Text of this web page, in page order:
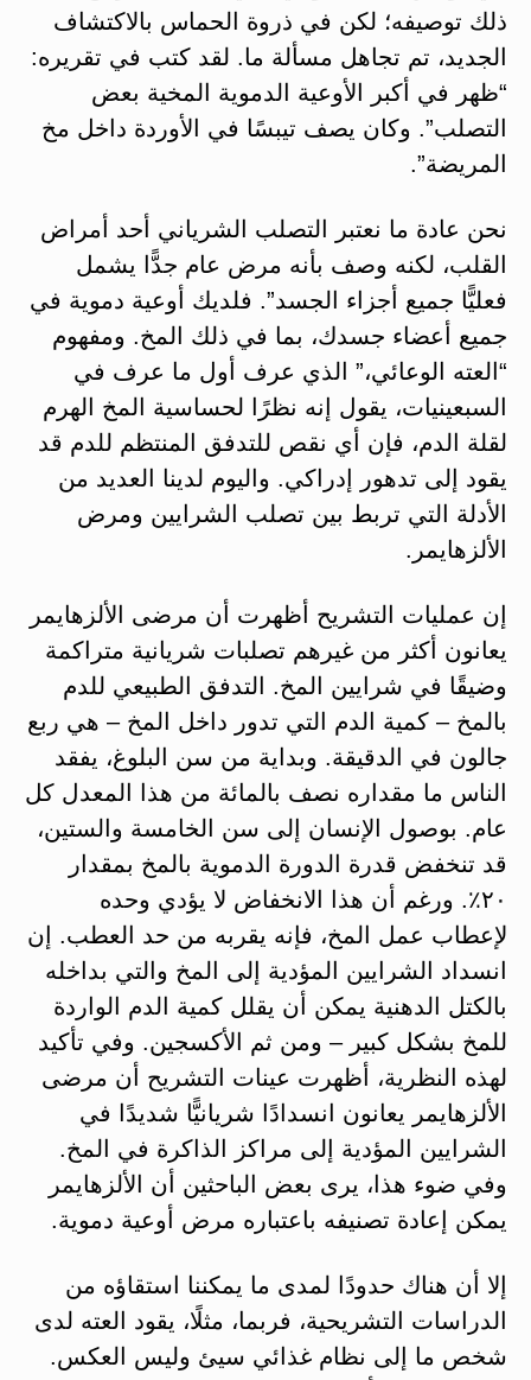
ذلك توصيفه؛ لكن في ذروة الحماس بالاكتشاف
الجديد، تم تجاهل مسألة ما. لقد كتب في تقريره:
“ظهر في أكبر الأوعية الدموية المخية بعض
التصلب”. وكان يصف تيبسًا في الأوردة داخل مخ
المريضة”.
نحن عادة ما نعتبر التصلب الشرياني أحد أمراض
القلب، لكنه وصف بأنه مرض عام جدًّا يشمل
فعليًّا جميع أجزاء الجسد”. فلديك أوعية دموية في
جميع أعضاء جسدك، بما في ذلك المخ. ومفهوم
“العته الوعائي،” الذي عرف أول ما عرف في
السبعينيات، يقول إنه نظرًا لحساسية المخ الهرم
لقلة الدم، فإن أي نقص للتدفق المنتظم للدم قد
يقود إلى تدهور إدراكي. واليوم لدينا العديد من
الأدلة التي تربط بين تصلب الشرايين ومرض
الألزهايمر.
إن عمليات التشريح أظهرت أن مرضى الألزهايمر
يعانون أكثر من غيرهم تصلبات شريانية متراكمة
وضيقًا في شرايين المخ. التدفق الطبيعي للدم
بالمخ – كمية الدم التي تدور داخل المخ – هي ربع
جالون في الدقيقة. وبداية من سن البلوغ، يفقد
الناس ما مقداره نصف بالمائة من هذا المعدل كل
عام. بوصول الإنسان إلى سن الخامسة والستين،
قد تنخفض قدرة الدورة الدموية بالمخ بمقدار
٢٠٪. ورغم أن هذا الانخفاض لا يؤدي وحده
لإعطاب عمل المخ، فإنه يقربه من حد العطب. إن
انسداد الشرايين المؤدية إلى المخ والتي بداخله
بالكتل الدهنية يمكن أن يقلل كمية الدم الواردة
للمخ بشكل كبير – ومن ثم الأكسجين. وفي تأكيد
لهذه النظرية، أظهرت عينات التشريح أن مرضى
الألزهايمر يعانون انسدادًا شريانيًّا شديدًا في
الشرايين المؤدية إلى مراكز الذاكرة في المخ.
وفي ضوء هذا، يرى بعض الباحثين أن الألزهايمر
يمكن إعادة تصنيفه باعتباره مرض أوعية دموية.
إلا أن هناك حدودًا لمدى ما يمكننا استقاؤه من
الدراسات التشريحية، فربما، مثلًا، يقود العته لدى
شخص ما إلى نظام غذائي سيئ وليس العكس.